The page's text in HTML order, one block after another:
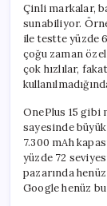
Çinli markalar,
sunabiliyor.
ile testte yüzde
çoğu zaman
çok hızlılar,
OnePlus 15
sayesinde
7.300 mAh
yüzde 72
pazarında
Google henüz